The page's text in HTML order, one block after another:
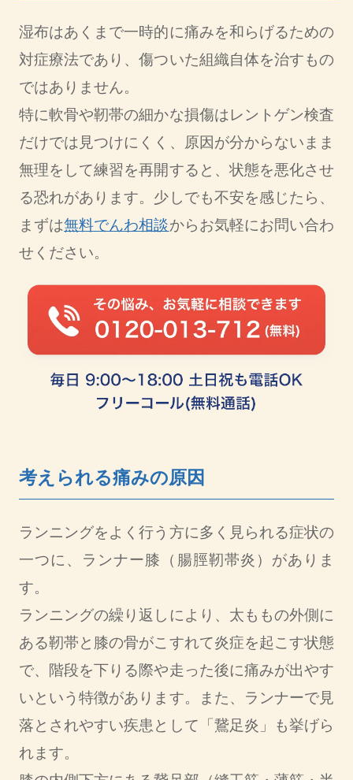
湿布はあくまで一時的に痛みを和らげるための
対症療法であり、傷ついた組織自体を治すもの
ではありません。
特に軟骨や靭帯の細かな損傷はレントゲン検査
だけでは見つけにくく、原因が分からないまま
無理をして練習を再開すると、状態を悪化させ
る恐れがあります。少しでも不安を感じたら、
まずは無料でんわ相談からお気軽にお問い合わ
せください。
考えられる痛みの原因
ランニングをよく行う方に多く見られる症状の
一つに、ランナー膝（腸脛靭帯炎）がありま
す。
ランニングの繰り返しにより、太ももの外側に
ある靭帯と膝の骨がこすれて炎症を起こす状態
で、階段を下りる際や走った後に痛みが出やす
いという特徴があります。また、ランナーで見
落とされやすい疾患として「鵞足炎」も挙げら
れます。